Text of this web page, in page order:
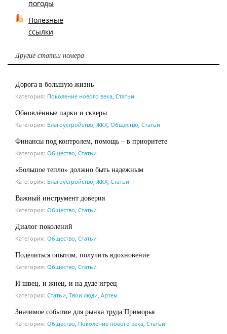
погоды
Полезные
ссылки
Другие статьи номера
Дорога в большую жизнь
Категория: Поколение нового века Статьи
Обновлённые парки и скверы
Категория: Благоустройство, ЖКХ Общество Статьи
Финансы под контролем, помощь – в приоритете
Категория: Общество Статьи
«Большое тепло» должно быть надежным
Категория: Благоустройство, ЖКХ Статьи
Важный инструмент доверия
Категория: Общество Статьи
Диалог поколений
Категория: Общество Статьи
Поделиться опытом, получить вдохновение
Категория: Общество Статьи
И швец, и жнец, и на дуде игрец
Категория: Статьи Твои люди, Артем
Значимое событие для рынка труда Приморья
Категория: Общество Поколение нового века Статьи